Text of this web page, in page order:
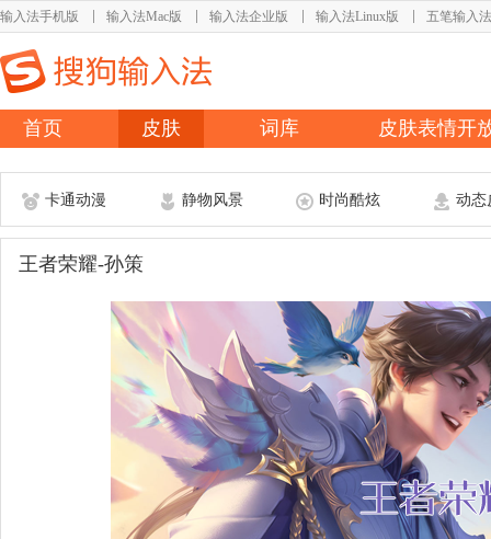
输入法手机版 输入法Mac版 输入法企业版 输入法Linux版 五笔输入法
首页 皮肤 词库 皮肤表情开
卡通动漫 静物风景 时尚酷炫 动态
王者荣耀-孙策